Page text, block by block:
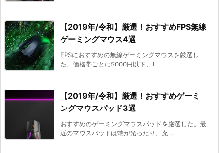
【2019年/令和】厳選！おすすめFPS無線
ゲーミングマウス4選
FPSにおすすめの無線ゲーミングマウスを厳選し
た。価格帯ごとに5000円以下、1 ...
【2019年/令和】厳選！おすすめゲーミ
ングマウスパッド3選
おすすめのゲーミングマウスパッドを厳選した。最
近のマウスパッドは端が光ったり、充 ...